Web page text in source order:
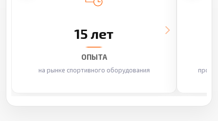
15 лет
ОПЫТА
на рынке спортивного оборудования